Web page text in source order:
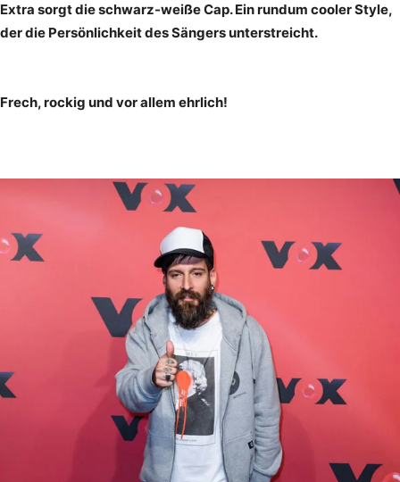
Extra sorgt die schwarz-weiße Cap. Ein rundum cooler Style,
der die Persönlichkeit des Sängers unterstreicht.
Frech, rockig und vor allem ehrlich!